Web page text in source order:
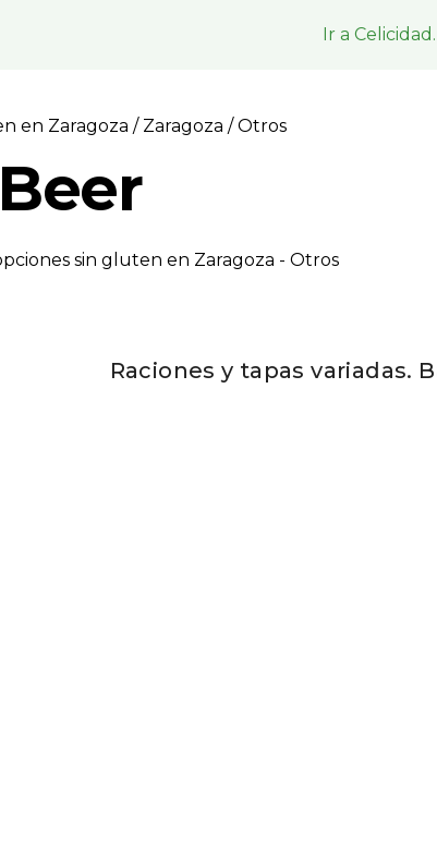
Ir a
en Zaragoza/ Zaragoza / Otros
sin gluten en Zaragoza - Otros
Raciones y tapas variadas.